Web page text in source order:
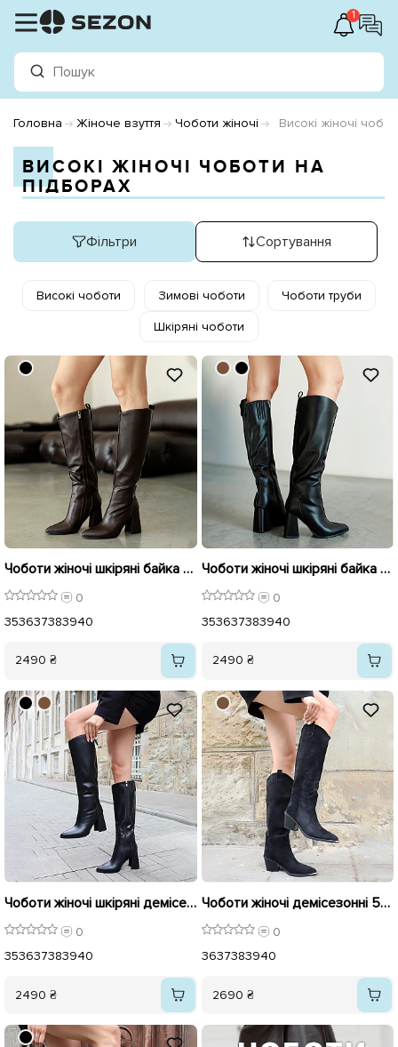
1
Головна Жіноче взуття Чоботи жіночі Високі жіночі
ВИСОКІ ЖІНОЧІ ЧОБОТИ НА
ПІДБОРАХ
Фільтри Сортування
Високі чоботи Зимові чоботи Чоботи труби
Шкіряні чоботи
Чоботи жіночі шкіряні байка хутро 595855 Коричневі
0
353637383940
2490 ₴
Чоботи жіночі шкіряні байка хутро 595854 Чорні
0
353637383940
2490 ₴
Чоботи жіночі шкіряні демісезонні 595853 Чорні
0
353637383940
2490 ₴
Чоботи жіночі демісезонні 595948 Чорні
0
3637383940
2690 ₴